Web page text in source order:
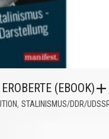
(EBOOK)
, STALINISMUS/DDR/